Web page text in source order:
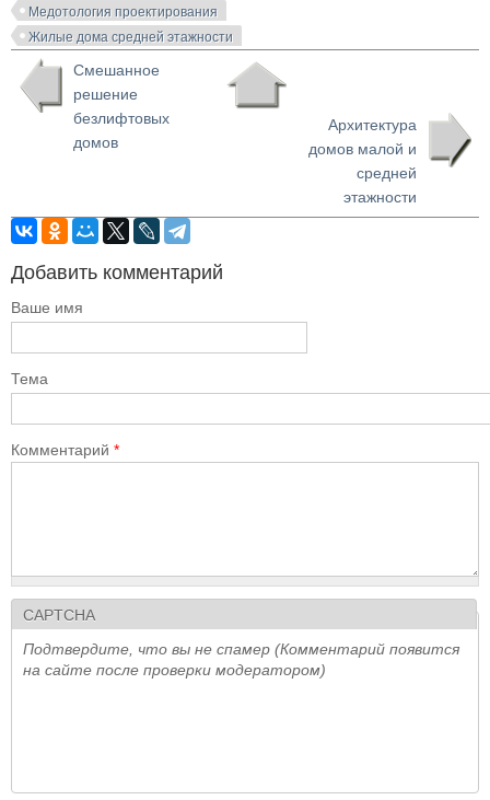
Медотология проектирования
Жилые дома средней этажности
Смешанное
решение
безлифтовых
домов
Архитектура
домов малой и
средней
этажности
Добавить комментарий
Ваше имя
Тема
Комментарий *
CAPTCHA
Подтвердите, что вы не спамер (Комментарий появится
на сайте после проверки модератором)